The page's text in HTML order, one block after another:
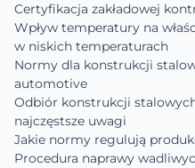
Certyfikacja zakładowej
Wpływ temperatury na
w niskich temperaturach
Normy dla konstrukcji
automotive
Odbiór konstrukcji
najczęstsze uwagi
Jakie normy regulują
Procedura naprawy